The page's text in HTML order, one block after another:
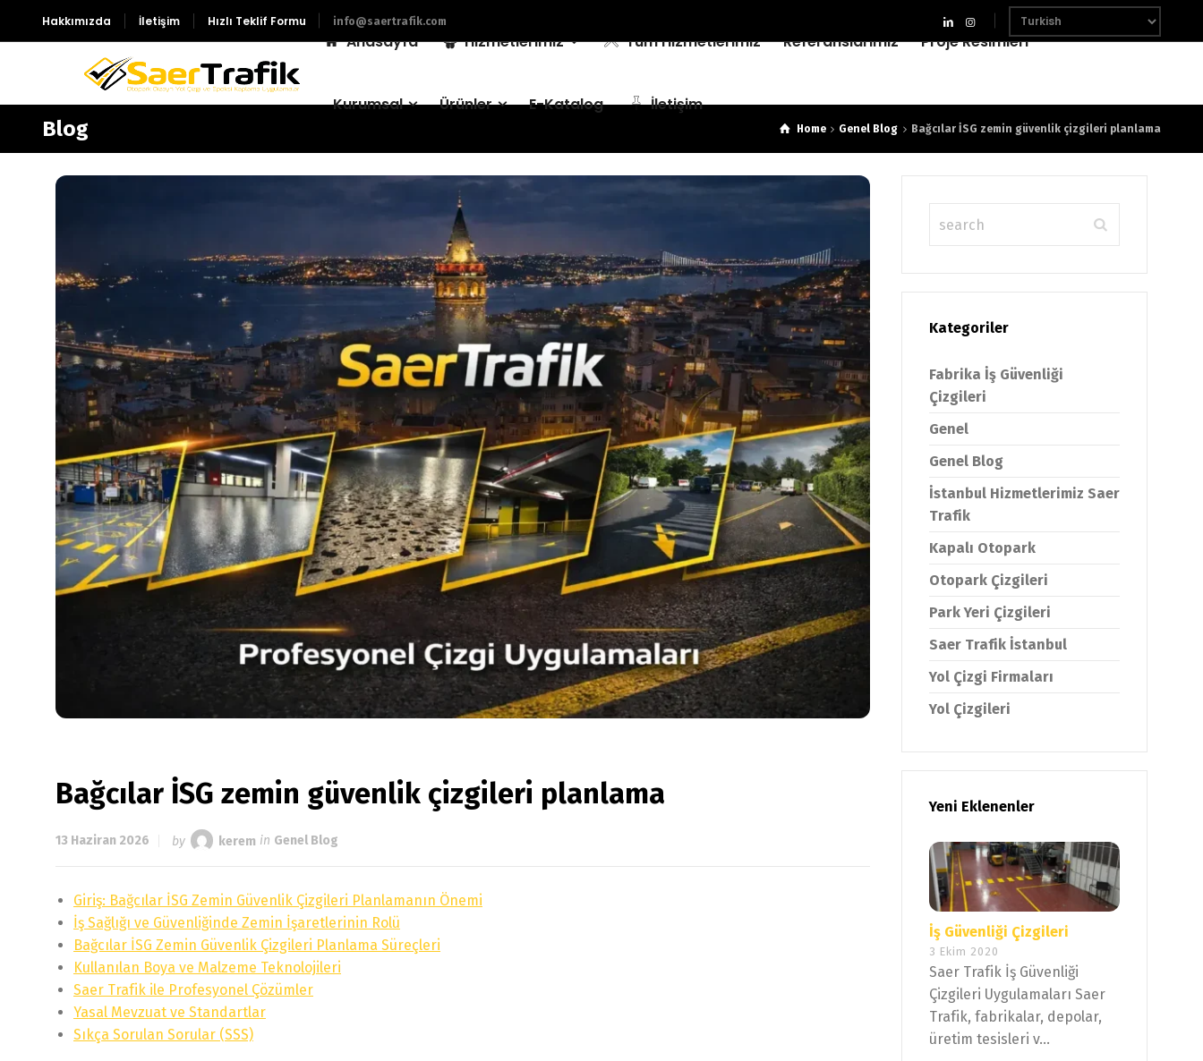
Hakkımızda İletişim Hızlı Teklif Formu info@saertrafik.com
Anasayfa Hizmetlerimiz Tüm Hizmetlerimiz Referanslarımız Proje Resimleri
Kurumsal Ürünler E-Katalog İletişim
Blog Home Genel Blog Bağcılar İSG zemin güvenlik çizgileri planlama
Bağcılar İSG zemin güvenlik çizgileri planlama
13 Haziran 2026 by kerem in Genel Blog
Giriş: Bağcılar İSG Zemin Güvenlik Çizgileri Planlamanın Önemi
İş Sağlığı ve Güvenliğinde Zemin İşaretlerinin Rolü
Bağcılar İSG Zemin Güvenlik Çizgileri Planlama Süreçleri
Kullanılan Boya ve Malzeme Teknolojileri
Saer Trafik ile Profesyonel Çözümler
Yasal Mevzuat ve Standartlar
Sıkça Sorulan Sorular (SSS)
Kategoriler
Fabrika İş Güvenliği
Çizgileri
Genel
Genel Blog
İstanbul Hizmetlerimiz Saer
Trafik
Kapalı Otopark
Otopark Çizgileri
Park Yeri Çizgileri
Saer Trafik İstanbul
Yol Çizgi Firmaları
Yol Çizgileri
Yeni Eklenenler
İş Güvenliği Çizgileri
3 Ekim 2020
Saer Trafik İş Güvenliği
Çizgileri Uygulamaları Saer
Trafik, fabrikalar, depolar,
üretim tesisleri v...